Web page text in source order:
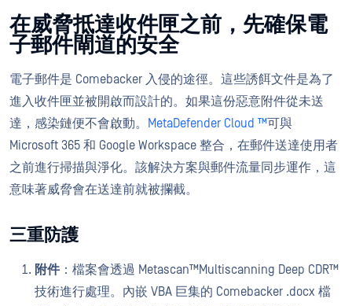
在威脅抵達收件匣之前，先確保電
子郵件閘道的安全
電子郵件是 Comebacker 入侵的途徑。這些誘餌文件是為了
進入收件匣並被開啟而設計的。如果這份惡意附件從未送
達，感染鏈便不會啟動。
MetaDefender Cloud ™可與
Microsoft 365 和 Google Workspace 整合，在郵件送達使用者
之前進行掃描與淨化。該解決方案與郵件流量同步運作，這
意味著威脅會在送達前就被攔截。
三重防護
附件：檔案會透過 Metascan™Multiscanning Deep CDR™
技術進行處理。內嵌 VBA 巨集的 Comebacker .docx 檔